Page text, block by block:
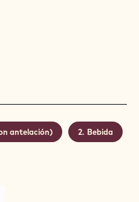
antelación) Bebida